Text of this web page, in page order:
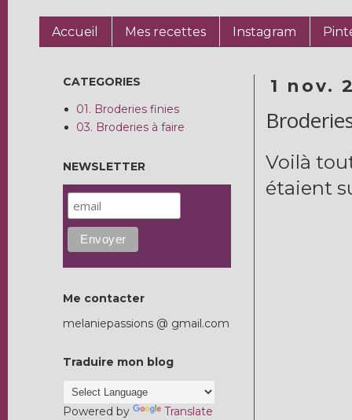
Accueil Mes recettes Instagram
1 nov.
Voilà
étaient
CATEGORIES
01. Broderies finies
03. Broderies à faire
NEWSLETTER
Me contacter
melaniepassions @ gmail.com
Traduire mon blog
Powered by Translate